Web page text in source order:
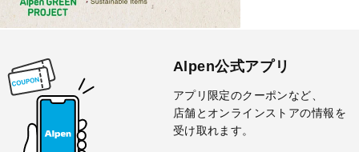
Alpen公式アプリ
アプリ限定のクーポンなど、
店舗とオンラインストアの情報を
受け取れます。